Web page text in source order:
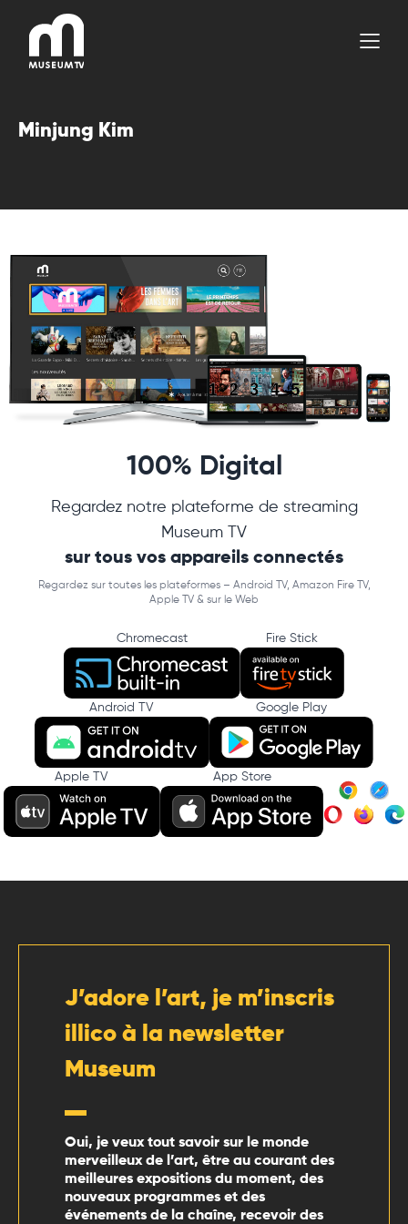
contenu
Minjung Kim
100% Digital
Regardez notre plateforme de streaming
Museum TV
sur tous vos appareils connectés
Regardez sur toutes les plateformes – Android TV, Amazon Fire TV,
Apple TV & sur le Web
Chromecast Fire Stick
Android TV Google Play
Apple TV App Store
J’adore l’art, je m’inscris
illico à la newsletter
Museum
Oui, je veux tout savoir sur le monde
merveilleux de l’art, être au courant des
meilleures expositions du moment, des
nouveaux programmes et des
événements de la chaîne, recevoir des